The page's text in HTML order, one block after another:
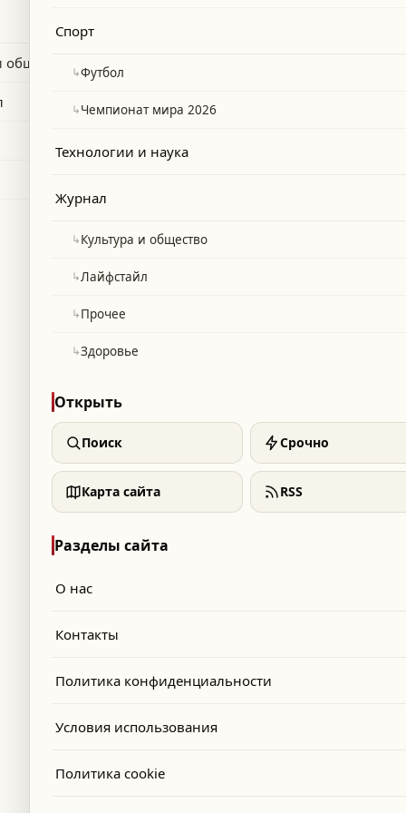
с ливанскими паломниками в
Спорт
↳Футбол
↳Чемпионат мира 2026
Технологии и наука
Журнал
↳Культура и общество
↳Лайфстайл
↳Прочее
↳Здоровье
Открыть
Поиск Срочно
Карта сайта RSS
Разделы сайта
О нас
Контакты
Политика конфиденциальности
Условия использования
Политика cookie